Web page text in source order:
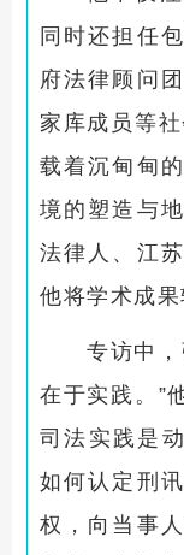
同时还担任
府法律顾问
家库成员等
载着沉甸甸
境的塑造与
法律人、江
他将学术成
专访中
在于实践。”
司法实践是
如何认定刑
权，向当事